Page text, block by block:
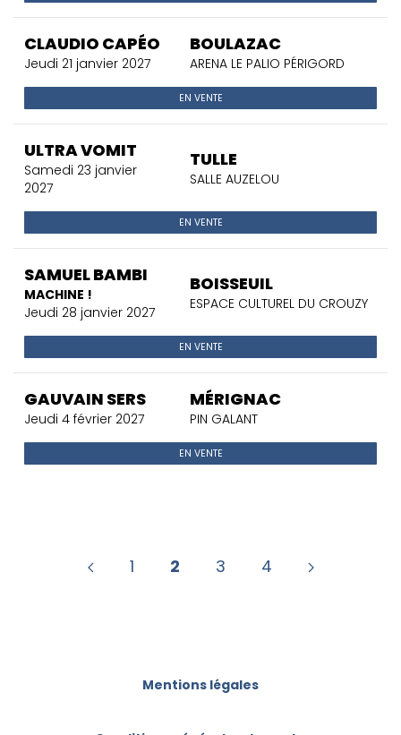
CLAUDIO CAPÉO
Jeudi 21 janvier 2027
BOULAZAC
ARENA LE PALIO PÉRIGORD
EN VENTE
ULTRA VOMIT
Samedi 23 janvier
2027
TULLE
SALLE AUZELOU
EN VENTE
SAMUEL BAMBI
MACHINE !
Jeudi 28 janvier 2027
BOISSEUIL
ESPACE CULTUREL DU CROUZY
EN VENTE
GAUVAIN SERS
Jeudi 4 février 2027
MÉRIGNAC
PIN GALANT
EN VENTE
1 2 3 4
Mentions légales